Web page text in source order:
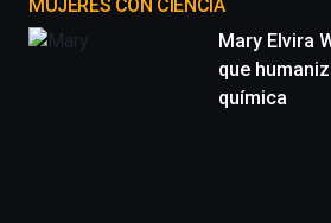
MUJERES CON CIENCIA
Mary Elvira
que
química